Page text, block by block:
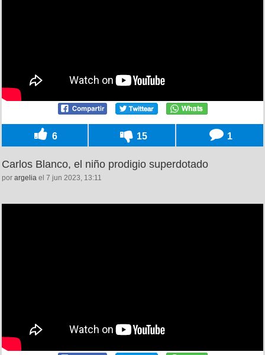
6 15 1
Carlos Blanco, el niño prodigio superdotado
por argelia el 7 jun 2023, 13:11